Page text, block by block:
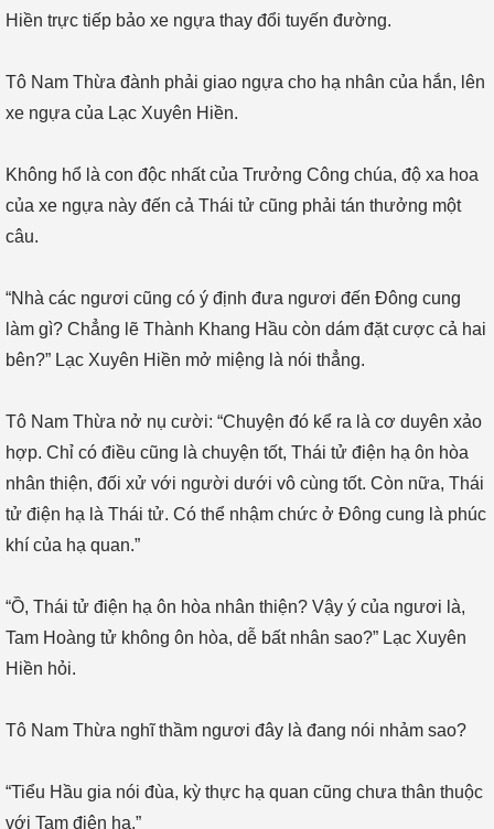
Hiền trực tiếp bảo xe ngựa thay đổi tuyến đường.
Tô Nam Thừa đành phải giao ngựa cho hạ nhân của hắn, lên
xe ngựa của Lạc Xuyên Hiền.
Không hổ là con độc nhất của Trưởng Công chúa, độ xa hoa
của xe ngựa này đến cả Thái tử cũng phải tán thưởng một
câu.
“Nhà các ngươi cũng có ý định đưa ngươi đến Đông cung
làm gì? Chẳng lẽ Thành Khang Hầu còn dám đặt cược cả hai
bên?” Lạc Xuyên Hiền mở miệng là nói thẳng.
Tô Nam Thừa nở nụ cười: “Chuyện đó kể ra là cơ duyên xảo
hợp. Chỉ có điều cũng là chuyện tốt, Thái tử điện hạ ôn hòa
nhân thiện, đối xử với người dưới vô cùng tốt. Còn nữa, Thái
tử điện hạ là Thái tử. Có thể nhậm chức ở Đông cung là phúc
khí của hạ quan.”
“Ồ, Thái tử điện hạ ôn hòa nhân thiện? Vậy ý của ngươi là,
Tam Hoàng tử không ôn hòa, dễ bất nhân sao?” Lạc Xuyên
Hiền hỏi.
Tô Nam Thừa nghĩ thầm ngươi đây là đang nói nhảm sao?
“Tiểu Hầu gia nói đùa, kỳ thực hạ quan cũng chưa thân thuộc
với Tam điện hạ.”